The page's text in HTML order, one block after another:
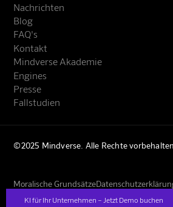
KI für Ihr Unternehmen – Jetzt Demo buchen
Online · KI-Assistent
Nachrichten
Blog
FAQ's
Kontakt
Mindverse Akademie
Engines
Presse
Fallstudien
©2025 Mindverse. Alle Rechte vorbehalten
Moralische Grundsätze
Impressum